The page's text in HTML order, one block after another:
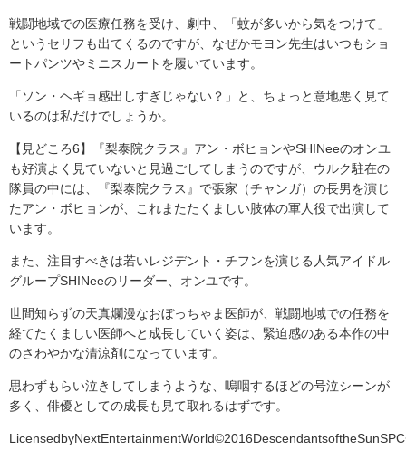
戦闘地域での医療任務を受け、劇中、「蚊が多いから気をつけて」
というセリフも出てくるのですが、なぜかモヨン先生はいつもショ
ートパンツやミニスカートを履いています。
「ソン・ヘギョ感出しすぎじゃない？」と、ちょっと意地悪く見て
いるのは私だけでしょうか。
【見どころ6】『梨泰院クラス』アン・ボヒョンやSHINeeのオンユ
も好演よく見ていないと見過ごしてしまうのですが、ウルク駐在の
隊員の中には、『梨泰院クラス』で張家（チャンガ）の長男を演じ
たアン・ボヒョンが、これまたたくましい肢体の軍人役で出演して
います。
また、注目すべきは若いレジデント・チフンを演じる人気アイドル
グループSHINeeのリーダー、オンユです。
世間知らずの天真爛漫なおぼっちゃま医師が、戦闘地域での任務を
経てたくましい医師へと成長していく姿は、緊迫感のある本作の中
のさわやかな清涼剤になっています。
思わずもらい泣きしてしまうような、嗚咽するほどの号泣シーンが
多く、俳優としての成長も見て取れるはずです。